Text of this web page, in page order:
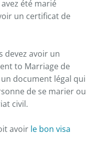
été marié
un certificat de
devez avoir un
to Marriage de
document légal qui
de se marier ou
civil.
avoir le bon visa